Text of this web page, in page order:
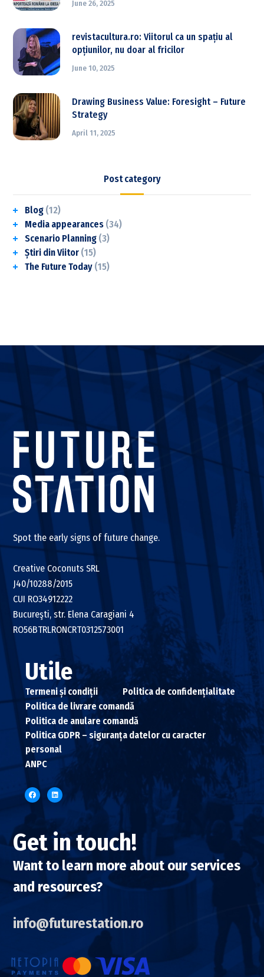
June 26, 2025
revistacultura.ro: Viitorul ca un spațiu al
opțiunilor, nu doar al fricilor
June 10, 2025
Drawing Business Value: Foresight – Future
Strategy
April 11, 2025
Post category
Blog (12)
Media appearances (34)
Scenario Planning (3)
Știri din Viitor (15)
The Future Today (15)
Spot the early signs of future change.
Creative Coconuts SRL
J40/10288/2015
CUI RO34912222
Bucureşti, str. Elena Caragiani 4
RO56BTRLRONCRT0312573001
Utile
Termeni și condiții
Politica de confidențialitate
Politica de livrare comandă
Politica de anulare comandă
Politica GDPR – siguranța datelor cu caracter
personal
ANPC
Get in touch!
Want to learn more about our services
and resources?
info@futurestation.ro